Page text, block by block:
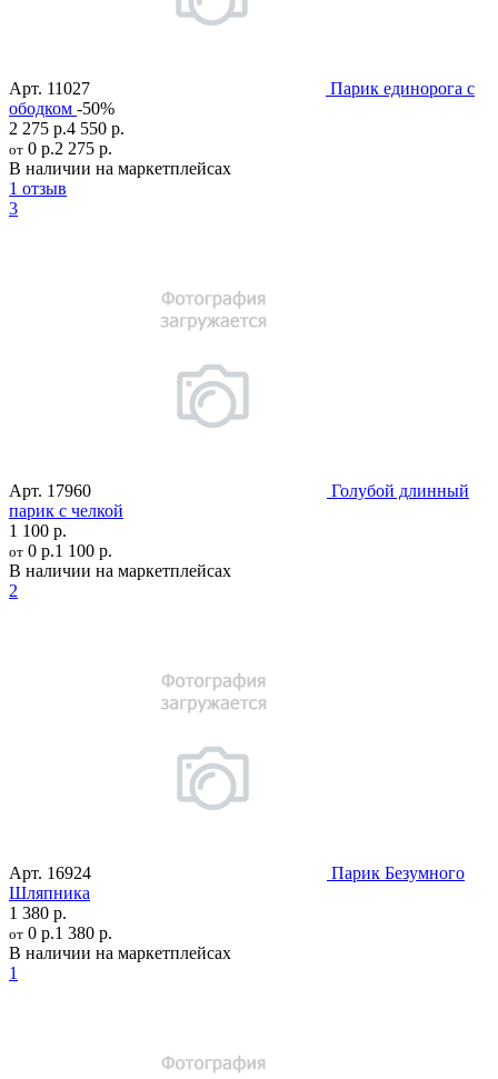
Арт. 11027
Парик единорога с
ободком -50%
2 275 р.4 550 р.
от 0 р.2 275 р.
В наличии на маркетплейсах
1 отзыв
3
Арт. 17960
Голубой длинный
парик с челкой
1 100 р.
от 0 р.1 100 р.
В наличии на маркетплейсах
2
Арт. 16924
Парик Безумного
Шляпника
1 380 р.
от 0 р.1 380 р.
В наличии на маркетплейсах
1